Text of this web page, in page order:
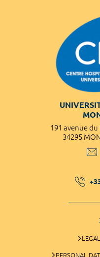
191 avenue
34295
PERSONAL